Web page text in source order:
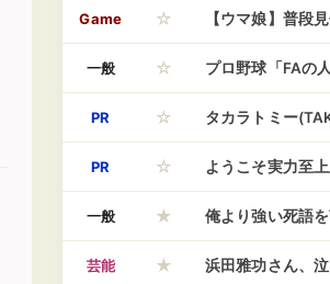
ｗｗｗｗｗｗｗ
Game ☆ 【ウマ娘】普段
一般 ☆ プロ野球「FAの
PR ☆ タカラトミー
バトルスX-02 可
PR ☆ ようこそ実力至
一般 ★ 俺より強い死語
芸能 ★ 浜田雅功さん、泣